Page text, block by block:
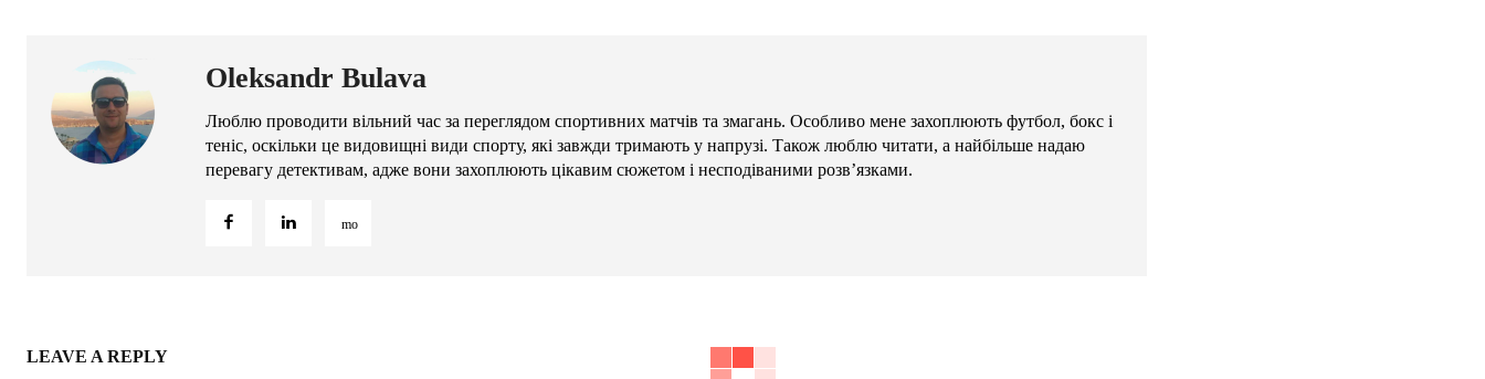
Oleksandr Bulava
Люблю проводити вільний час за переглядом спортивних матчів та змагань. Особливо мене захоплюють футбол, бокс і
теніс, оскільки це видовищні види спорту, які завжди тримають у напрузі. Також люблю читати, а найбільше надаю
перевагу детективам, адже вони захоплюють цікавим сюжетом і несподіваними розв’язками.
LEAVE A REPLY